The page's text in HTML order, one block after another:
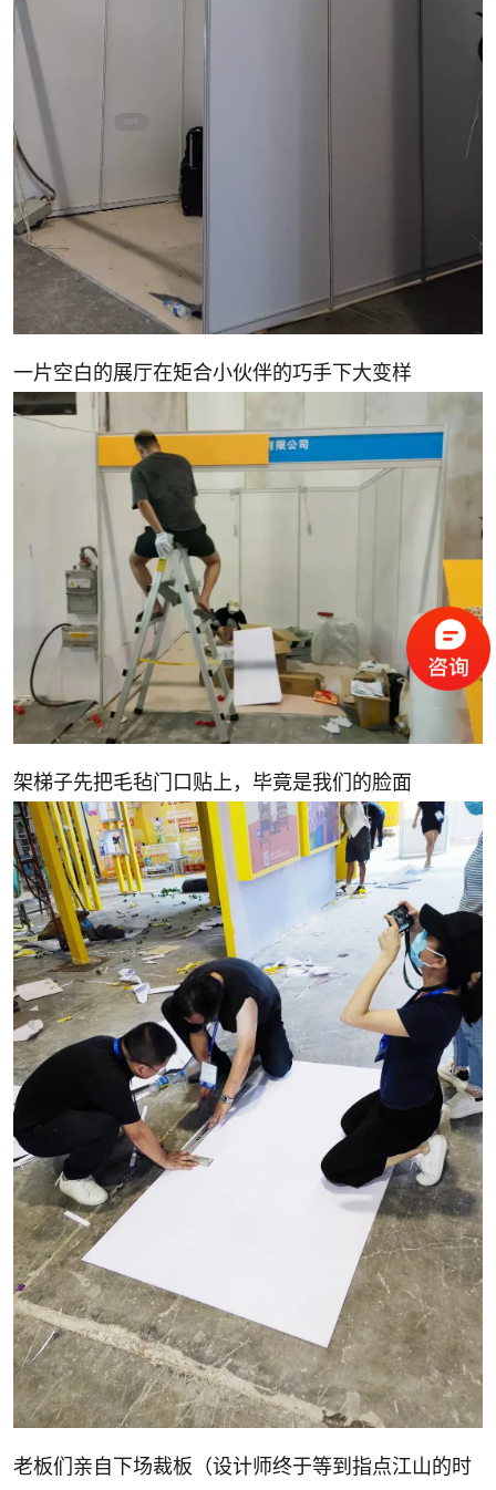
一片空白的展厅在矩合小伙伴的巧手下大变样
架梯子先把毛毡门口贴上，毕竟是我们的脸面
老板们亲自下场裁板（设计师终于等到指点江山的时